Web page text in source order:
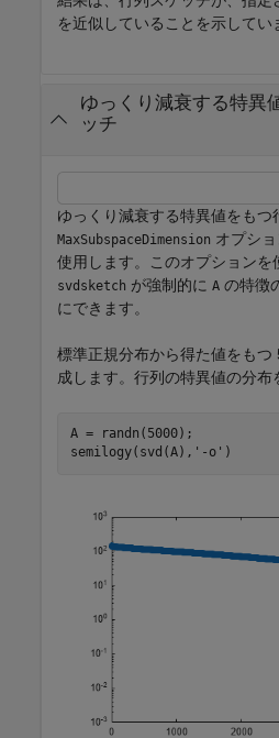
を近似していることを示してい
ゆっくり減衰する特異
ッチ
ゆっくり減衰する特異値をもつ
MaxSubspaceDimension オプシ
使用します。このオプション
svdsketch が強制的に A の特徴
にできます。
標準正規分布から得た値をも
成します。行列の特異値の分布
A = randn(5000);
semilogy(svd(A), '-o' )